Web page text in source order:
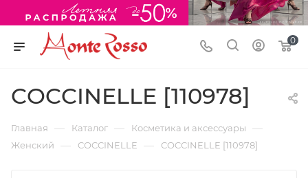
0
COCCINELLE [110978]
Главная — Каталог — Косметика и аксессуары —
Женский — COCCINELLE — COCCINELLE [110978]